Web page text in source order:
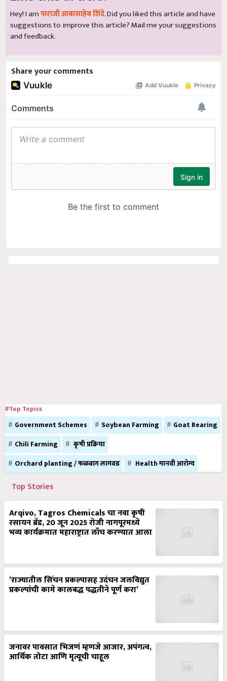
Hey! I amपाराजी आबासाहेब शिंदे. Did you liked this article and have
suggestions to improve this article?Mailme your suggestions
and feedback.
Share your comments
#Top Topics
Government Schemes Soybean Farming
Goat Rearing
Chili Farming
कृषी प्रक्रिया
Orchard planting / फळबाग लागवड
Health मानवी आरोग्य
Top Stories
Arqivo, Tagros Chemicals चा नवा कृषी
रसायन ब्रँड, 20 जून 2025 रोजी नागपूरमध्ये
भव्य कार्यक्रमात महाराष्ट्रात लाँच करण्यात आला
‘राज्यातील सिंचन प्रकल्पासह उदंचन जलविद्युत
प्रकल्पांची कामे कालबद्ध पद्धतीने पूर्ण करा’
जनावर पावसात भिजणं म्हणजे आजार, अपंगत्व,
आर्थिक तोटा आणि मृत्यूची चाहूल